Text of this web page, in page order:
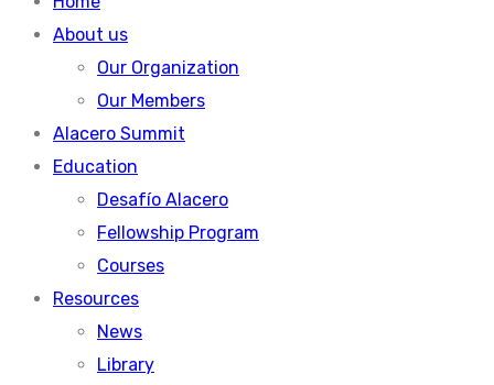
About us
Our Organization
Our Members
Alacero Summit
Education
Desafío Alacero
Fellowship Program
Courses
Resources
News
Library